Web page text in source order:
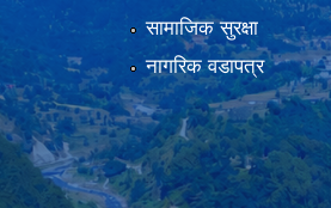
सामाजिक सुरक्षा
नागरिक वडापत्र